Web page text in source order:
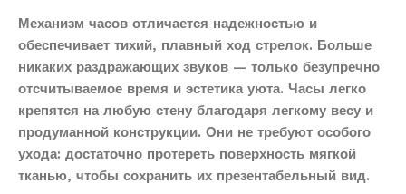
Механизм часов отличается надежностью и
обеспечивает тихий, плавный ход стрелок. Больше
никаких раздражающих звуков — только безупречно
отсчитываемое время и эстетика уюта. Часы легко
крепятся на любую стену благодаря легкому весу и
продуманной конструкции. Они не требуют особого
ухода: достаточно протереть поверхность мягкой
тканью, чтобы сохранить их презентабельный вид.